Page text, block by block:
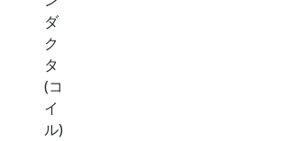
ダ
ク
タ
(コ
イ
ル)